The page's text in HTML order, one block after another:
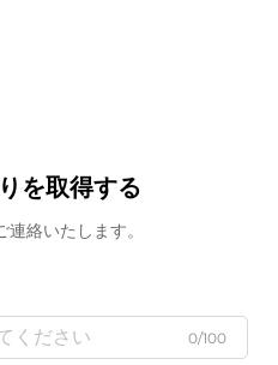
を取得する
絡いたします。
0/100